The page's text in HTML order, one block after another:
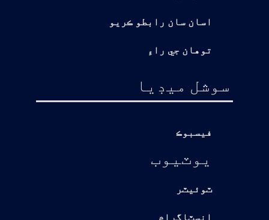
اسان سان رابطو ڪريو
توهان جي راءِ
سوشل ميڊيا
فيسبوڪ
يوٽيوب
ٽوئيٽر
انسٽاگرام